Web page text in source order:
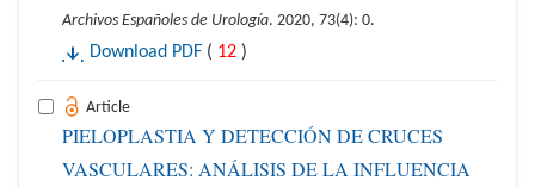
Archivos Españoles de Urología. 2020, 73(4): 0.
Download PDF ( 12 )
Article
PIELOPLASTIA Y DETECCIÓN DE CRUCES
VASCULARES: ANÁLISIS DE LA INFLUENCIA